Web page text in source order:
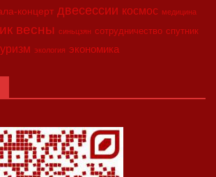
концерт двесессии космос медицина
весны синьцзян сотрудничество спутник
экология экономика